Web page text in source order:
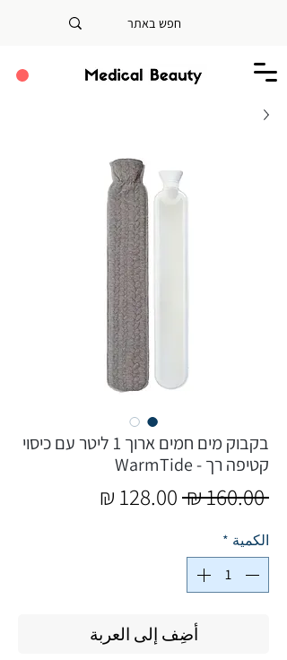
בקבוק מים חמים ארוך 1 ליטר עם כיסוי
קטיפה רך - WarmTide
‏160.00 ₪
سعر
الكمية *
أضِف إلى العربة